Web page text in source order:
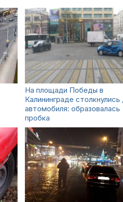
На площади Победы в
Калининграде столкнулись
автомобиля: образовалась
пробка